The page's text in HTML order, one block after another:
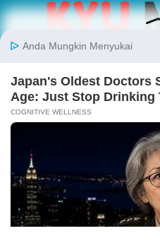
Kabarbaru.co
inspiratif dari
serta
Follow